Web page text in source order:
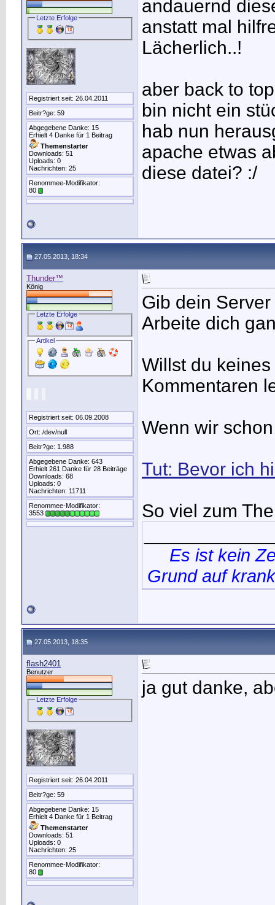
Letzte Erfolge
Registriert seit: 26.04.2011
Beitr?ge: 59
Abgegebene Danke: 15
Erhielt 4 Danke für 1 Beitrag
Themenstarter
Downloads: 51
Uploads: 0
Nachrichten: 25
Renommee-Modifikator:
80
andauernd
anstatt mal
Lächerlich..!
aber back to
bin nicht ein
hab nun
apache etwas
diese datei? :/
27.05.2013, 18:34
Thunder™
König
Letzte Erfolge
Artikel
Registriert seit: 06.09.2008
Ort: /dev/null
Beitr?ge: 1.988
Abgegebene Danke: 643
Erhielt 261 Danke für 28 Beiträge
Downloads: 68
Uploads: 0
Nachrichten: 11711
Renommee-Modifikator:
3553
Gib dein
Arbeite dich
Willst du
Kommentaren
Wenn wir
Tut: Bevor ich
So viel zum
Es ist kein
Grund auf
27.05.2013, 18:35
flash2401
Benutzer
Letzte Erfolge
Registriert seit: 26.04.2011
Beitr?ge: 59
Abgegebene Danke: 15
Erhielt 4 Danke für 1 Beitrag
Themenstarter
Downloads: 51
Uploads: 0
Nachrichten: 25
Renommee-Modifikator:
80
ja gut danke,